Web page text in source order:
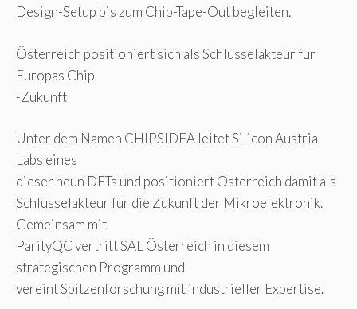
Design-Setup bis zum Chip-Tape-Out begleiten.
Österreich positioniert sich als Schlüsselakteur für
Europas Chip
-Zukunft
Unter dem Namen CHIPSIDEA leitet Silicon Austria
Labs eines
dieser neun DETs und positioniert Österreich damit als
Schlüsselakteur für die Zukunft der Mikroelektronik.
Gemeinsam mit
ParityQC vertritt SAL Österreich in diesem
strategischen Programm und
vereint Spitzenforschung mit industrieller Expertise.